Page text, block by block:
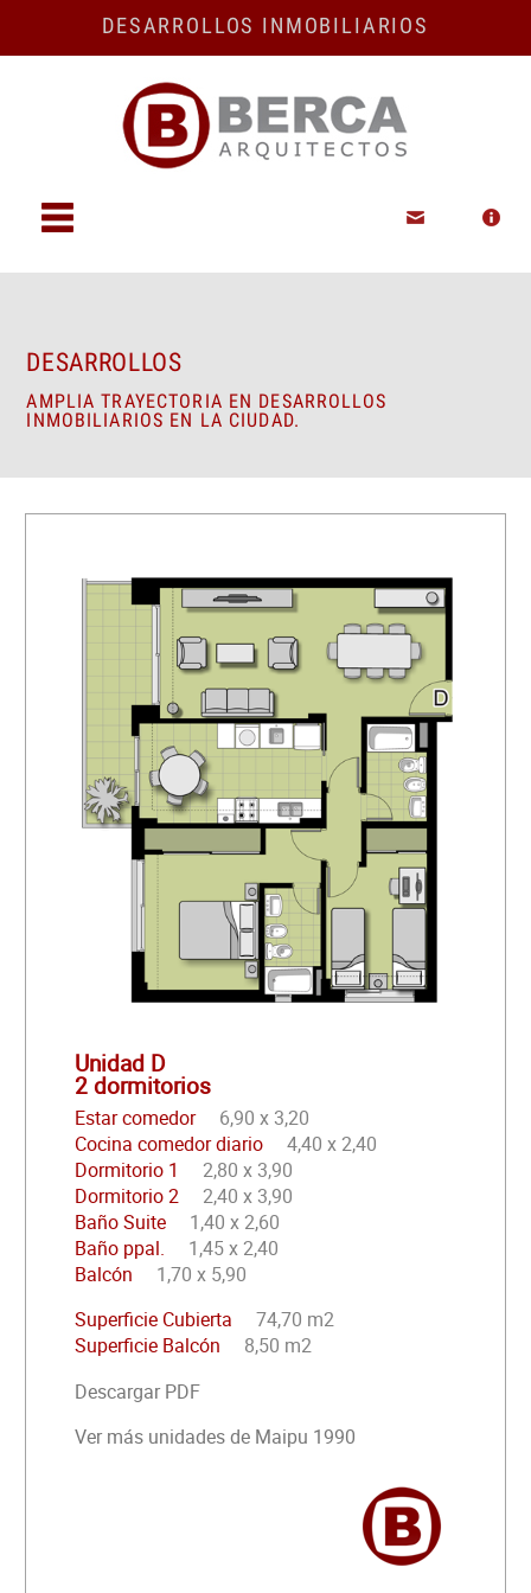
DESARROLLOS INMOBILIARIOS
Quiénes
DESARROLLOS
AMPLIA TRAYECTORIA EN DESARROLLOS
INMOBILIARIOS EN LA CIUDAD.
Unidad D
2 dormitorios
Estar comedor 6,90 x 3,20
Cocina comedor diario 4,40 x 2,40
Dormitorio 1 2,80 x 3,90
Dormitorio 2 2,40 x 3,90
Baño Suite 1,40 x 2,60
Baño ppal. 1,45 x 2,40
Balcón 1,70 x 5,90
Superficie Cubierta 74,70 m2
Superficie Balcón 8,50 m2
Descargar PDF
Ver más unidades de Maipu 1990